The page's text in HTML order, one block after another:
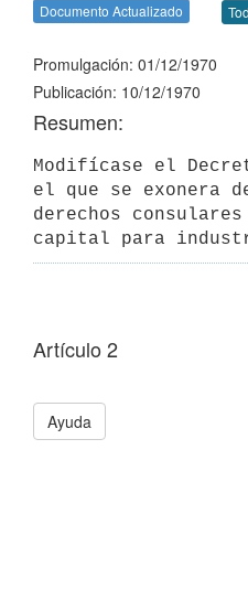
Documento Actualizado
Promulgación: 01/12/1970
Publicación: 10/12/1970
Resumen:
Modifícase el
el que se exonera
derechos
capital para
Artículo 2
Ayuda